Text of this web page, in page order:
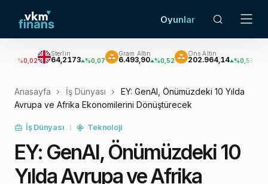
Oyunlar
64,2173 %0,07
Gram Altın
6.493,90 %0,52
Ons Altın
202.964,14 %0,55 2.967,51
Anasayfa İş Dünyası
EY: GenAI, Önümüzdeki 10 Yılda
Avrupa ve Afrika Ekonomilerini Dönüştürecek
İş Dünyası Teknoloji
EY: GenAI, Önümüzdeki 10
Yılda Avrupa ve Afrika